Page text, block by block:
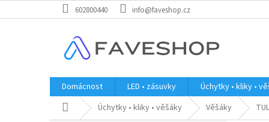
na
602800440 info@faveshop.cz
Domácnost LED • zásuvky Úchytky • kliky •
Domů Úchytky • kliky • věšáky Věšáky